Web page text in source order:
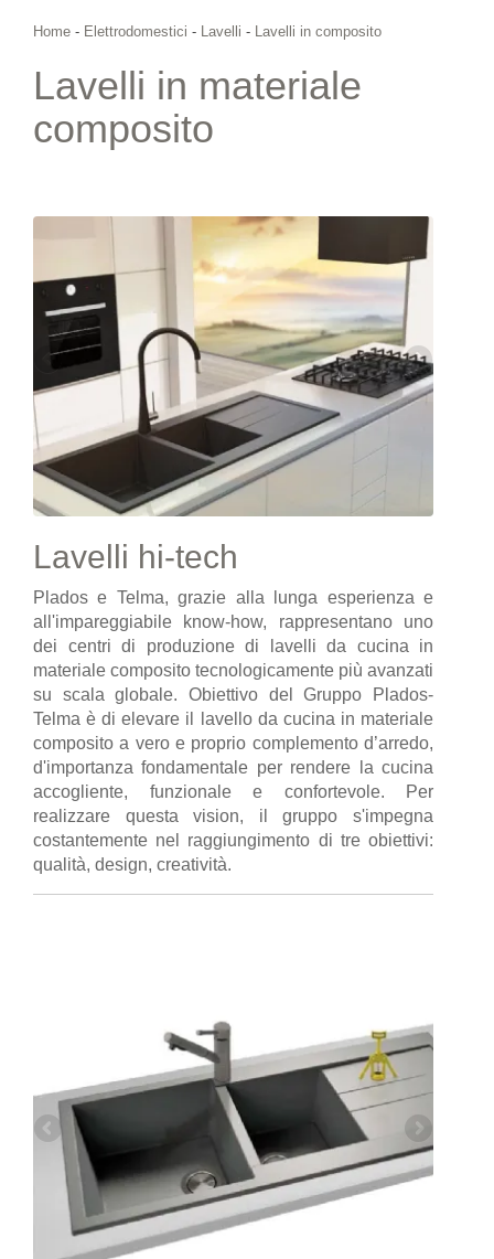
Home - Elettrodomestici - Lavelli - Lavelli in composito
Lavelli in materiale
composito
Lavelli hi-tech
Plados e Telma, grazie alla lunga esperienza e
all'impareggiabile know-how, rappresentano uno
dei centri di produzione di lavelli da cucina in
materiale composito tecnologicamente più avanzati
su scala globale. Obiettivo del Gruppo Plados-
Telma è di elevare il lavello da cucina in materiale
composito a vero e proprio complemento d’arredo,
d'importanza fondamentale per rendere la cucina
accogliente, funzionale e confortevole. Per
realizzare questa vision, il gruppo s'impegna
costantemente nel raggiungimento di tre obiettivi:
qualità, design, creatività.